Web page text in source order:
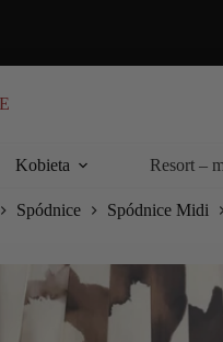
Kobieta Resort –
Spódnice Spódnice Midi